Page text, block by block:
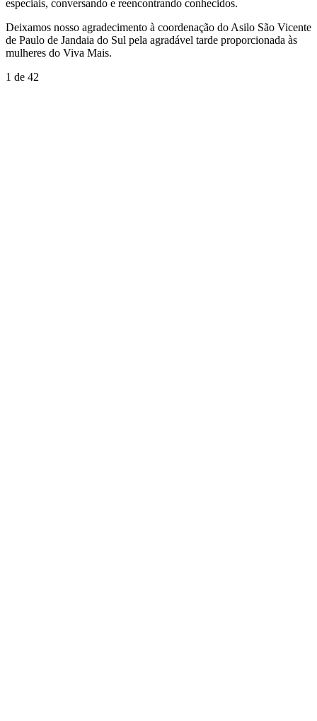
especiais, conversando e reencontrando conhecidos.
Deixamos nosso agradecimento à coordenação do Asilo São Vicente
de Paulo de Jandaia do Sul pela agradável tarde proporcionada às
mulheres do Viva Mais.
1 de 42